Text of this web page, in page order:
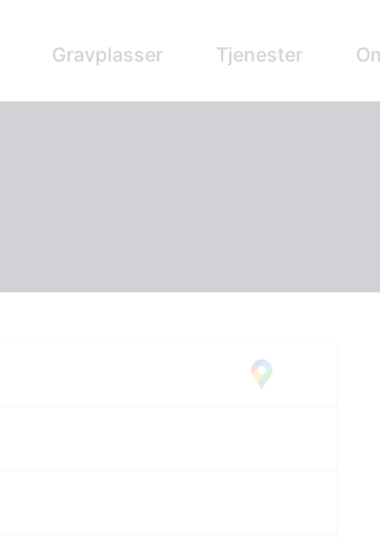
Gravplasser Tjenester